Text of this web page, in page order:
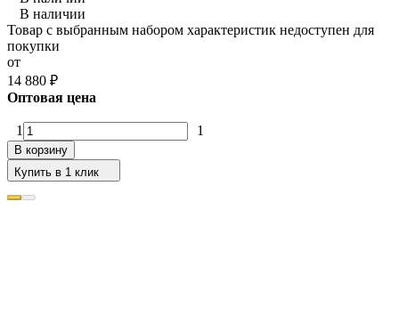
В наличии
Товар с выбранным набором характеристик недоступен для
покупки
от
14 880 ₽
Оптовая цена
1 1
В корзину
Купить в 1 клик